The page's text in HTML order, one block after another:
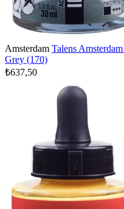
Amsterdam Talens
Grey (170)
₺637,50